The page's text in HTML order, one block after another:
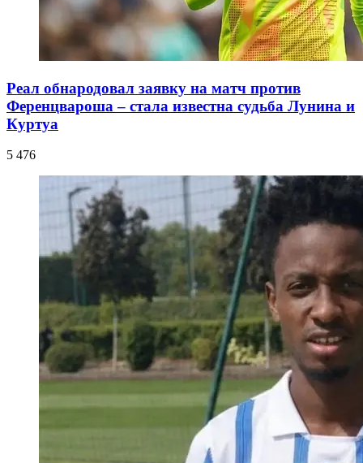
Реал обнародовал заявку на матч против
Ференцвароша – стала известна судьба Лунина и
Куртуа
5 476